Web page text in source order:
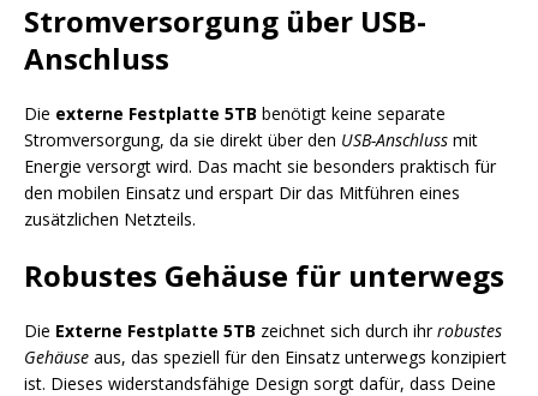
Stromversorgung über USB-
Anschluss
Die externe Festplatte 5TB benötigt keine separate
Stromversorgung, da sie direkt über den USB-Anschluss mit
Energie versorgt wird. Das macht sie besonders praktisch für
den mobilen Einsatz und erspart Dir das Mitführen eines
zusätzlichen Netzteils.
Robustes Gehäuse für unterwegs
Die Externe Festplatte 5TB zeichnet sich durch ihrrobustes
Gehäuse aus, das speziell für den Einsatz unterwegs konzipiert
ist. Dieses widerstandsfähige Design sorgt dafür, dass Deine